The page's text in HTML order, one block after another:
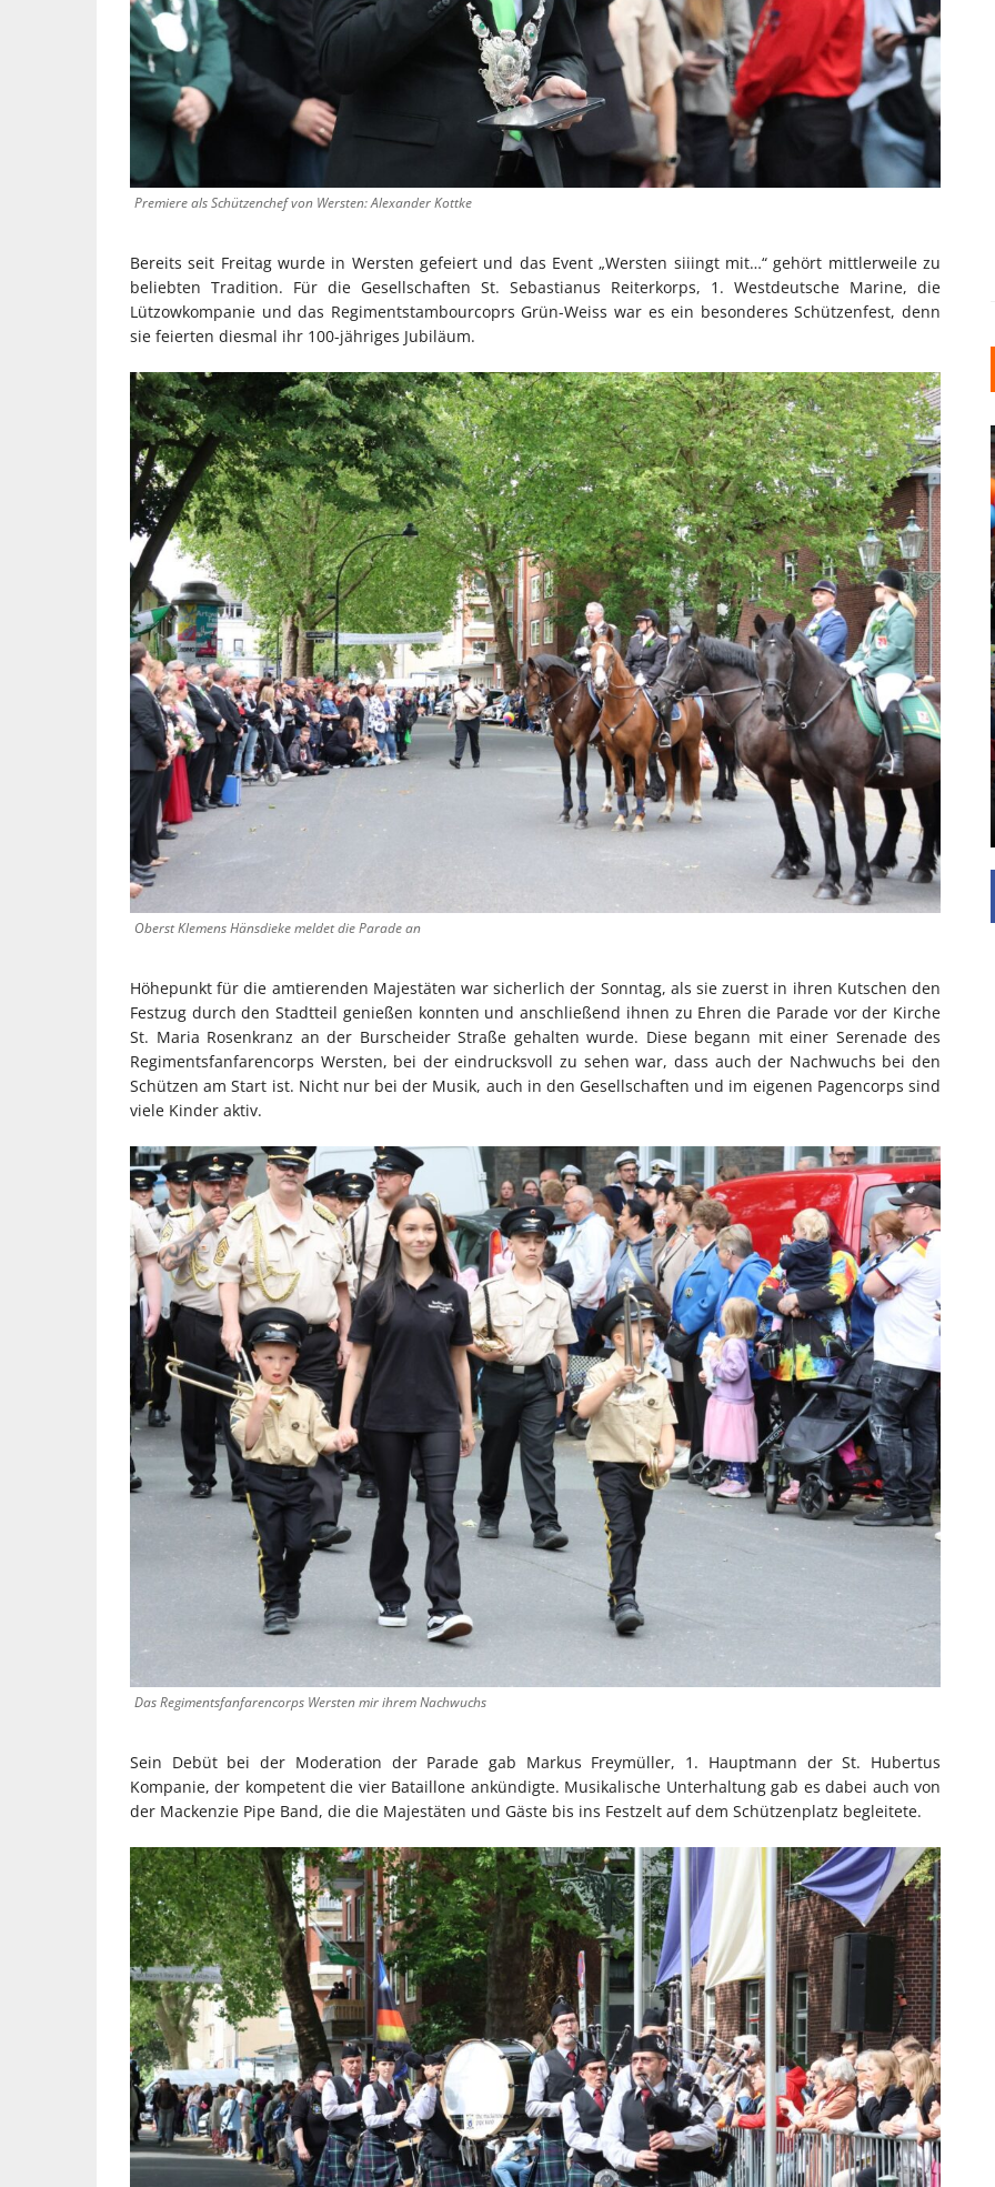
Premiere als Schützenchef von Wersten: Alexander Kottke
Bereits seit Freitag wurde in Wersten gefeiert und das Event „Wersten siiingt mit…“ gehört mittlerweile zu
beliebten Tradition. Für die Gesellschaften St. Sebastianus Reiterkorps, 1. Westdeutsche Marine, die
Lützowkompanie und das Regimentstambourcoprs Grün-Weiss war es ein besonderes Schützenfest, denn
sie feierten diesmal ihr 100-jähriges Jubiläum.
Oberst Klemens Hänsdieke meldet die Parade an
Höhepunkt für die amtierenden Majestäten war sicherlich der Sonntag, als sie zuerst in ihren Kutschen den
Festzug durch den Stadtteil genießen konnten und anschließend ihnen zu Ehren die Parade vor der Kirche
St. Maria Rosenkranz an der Burscheider Straße gehalten wurde. Diese begann mit einer Serenade des
Regimentsfanfarencorps Wersten, bei der eindrucksvoll zu sehen war, dass auch der Nachwuchs bei den
Schützen am Start ist. Nicht nur bei der Musik, auch in den Gesellschaften und im eigenen Pagencorps sind
viele Kinder aktiv.
Das Regimentsfanfarencorps Wersten mir ihrem Nachwuchs
Sein Debüt bei der Moderation der Parade gab Markus Freymüller, 1. Hauptmann der St. Hubertus
Kompanie, der kompetent die vier Bataillone ankündigte. Musikalische Unterhaltung gab es dabei auch von
der Mackenzie Pipe Band, die die Majestäten und Gäste bis ins Festzelt auf dem Schützenplatz begleitete.
INDUSTRIELLER CHIC: WIE
KUNSTSTOFFFENSTER DEN
LOFT-STIL IN IHREM
EINFAMILIENHAUS
UNTERSTÜTZEN
Die Inspiration des industriellen Chics sind die
Werkshallen des Industriezeitalters. Die Basis für
diesen Stil sind große Räume, schlicht gehalten
mit rustikalen Elementen und großen
Fensterflächen. Wie so vieles wurde ...